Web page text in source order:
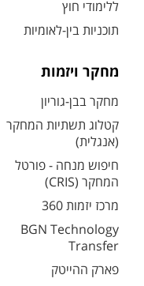
ללימודי חוץ
תוכניות בין-לאומיות
מחקר ויזמות
מחקר בבן-גוריון
קטלוג תשתיות המחקר
(אנגלית)
חיפוש מנחה - פורטל
המחקר (CRIS)
מרכז יזמות 360
BGN Technology
Transfer
פארק ההייטק